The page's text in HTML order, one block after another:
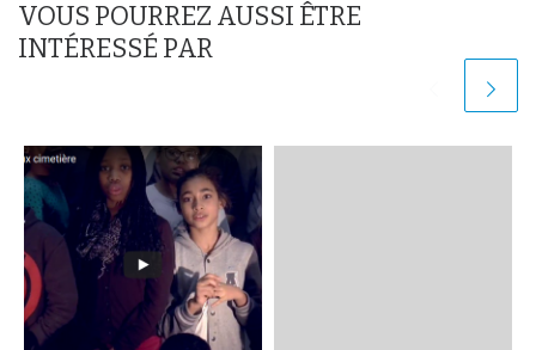
VOUS POURREZ AUSSI ÊTRE
INTÉRESSÉ PAR